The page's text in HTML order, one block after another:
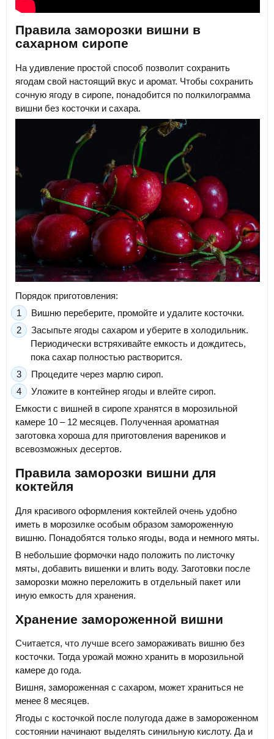
Правила заморозки вишни в
сахарном сиропе
На удивление простой способ позволит сохранить
ягодам свой настоящий вкус и аромат. Чтобы сохранить
сочную ягоду в сиропе, понадобится по полкилограмма
вишни без косточки и сахара.
Порядок приготовления:
Вишню переберите, промойте и удалите косточки.
Засыпьте ягоды сахаром и уберите в холодильник.
Периодически встряхивайте емкость и дождитесь,
пока сахар полностью растворится.
Процедите через марлю сироп.
Уложите в контейнер ягоды и влейте сироп.
Емкости с вишней в сиропе хранятся в морозильной
камере 10 – 12 месяцев. Полученная ароматная
заготовка хороша для приготовления вареников и
всевозможных десертов.
Правила заморозки вишни для
коктейля
Для красивого оформления коктейлей очень удобно
иметь в морозилке особым образом замороженную
вишню. Понадобятся только ягоды, вода и немного мяты.
В небольшие формочки надо положить по листочку
мяты, добавить вишенки и влить воду. Заготовки после
заморозки можно переложить в отдельный пакет или
иную емкость для хранения.
Хранение замороженной вишни
Считается, что лучше всего замораживать вишню без
косточки. Тогда урожай можно хранить в морозильной
камере до года.
Вишня, замороженная с сахаром, может храниться не
менее 8 месяцев.
Ягоды с косточкой после полугода даже в замороженном
состоянии начинают выделять синильную кислоту. Да и